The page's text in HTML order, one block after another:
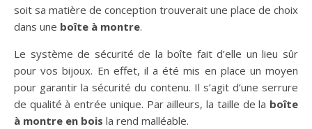
soit sa matière de conception trouverait une place de choix
dans une boîte à montre.
Le système de sécurité de la boîte fait d’elle un lieu sûr
pour vos bijoux. En effet, il a été mis en place un moyen
pour garantir la sécurité du contenu. Il s’agit d’une serrure
de qualité à entrée unique. Par ailleurs, la taille de la boîte
à montre en bois la rend malléable.